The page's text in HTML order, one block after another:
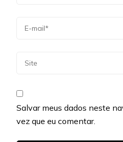
Salvar meus dados neste
vez que eu comentar.